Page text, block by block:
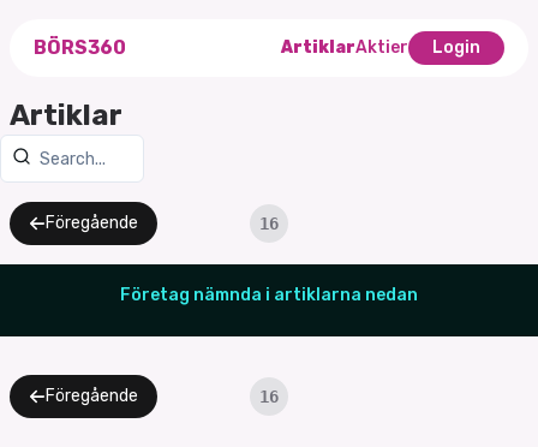
BÖRS360 ArtiklarAktier Login
Artiklar
Föregående 16
Företag nämnda i artiklarna nedan
Föregående 16